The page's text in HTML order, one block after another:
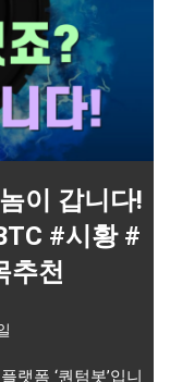
이 갑니다!
#시황 #
추천
랫폼 ‘퀀텀봇’입니